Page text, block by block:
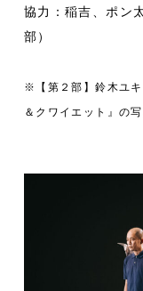
協力：稲吉、ポン
部）
※【第２部】鈴木ユ
＆クワイエット』の